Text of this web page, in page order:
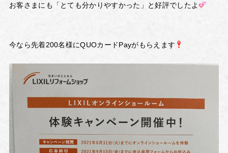
お客さまにも「とても分かりやすかった」と好評でしたよ
今なら先着200名様にQUOカードPayがもらえます